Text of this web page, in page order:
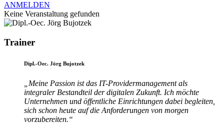
ANMELDEN
Keine Veranstaltung gefunden
Trainer
Dipl.-Oec. Jörg Bujotzek
„Meine Passion ist das IT-Providermanagement als
integraler Bestandteil der digitalen Zukunft. Ich möchte
Unternehmen und öffentliche Einrichtungen dabei begleiten,
sich schon heute auf die Anforderungen von morgen
vorzubereiten.“